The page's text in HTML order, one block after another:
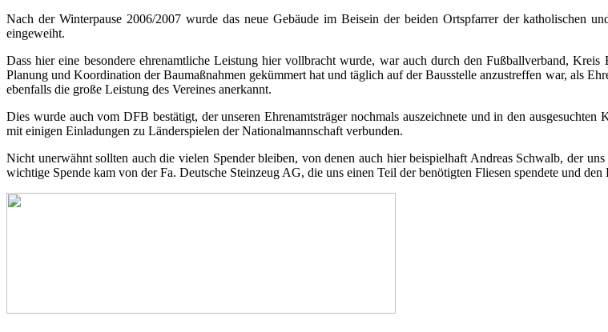
Nach der Winterpause 2006/2007 wurde das neue Gebäude im Beisein der beiden Ortspfarrer der katholischen
eingeweiht.
Dass hier eine besondere ehrenamtliche Leistung hier vollbracht wurde, war auch durch den Fußballverband,
Planung und Koordination der Baumaßnahmen gekümmert hat und täglich auf der Bausstelle anzustreffen war, als
ebenfalls die große Leistung des Vereines anerkannt.
Dies wurde auch vom DFB bestätigt, der unseren Ehrenamtsträger nochmals auszeichnete und in den
mit einigen Einladungen zu Länderspielen der Nationalmannschaft verbunden.
Nicht unerwähnt sollten auch die vielen Spender bleiben, von denen auch hier beispielhaft Andreas Schwalb, der
wichtige Spende kam von der Fa. Deutsche Steinzeug AG, die uns einen Teil der benötigten Fliesen spendete und